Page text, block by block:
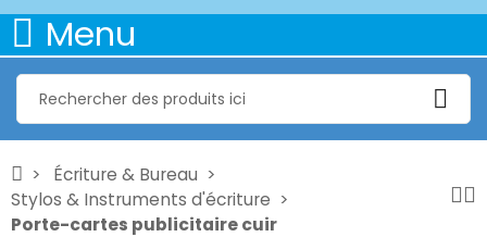
Menu
Écriture & Bureau
Stylos & Instruments d'écriture
Porte-cartes publicitaire cuir